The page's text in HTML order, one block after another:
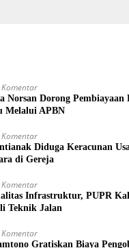
Norsan Dorong Pembiayaan
Melalui APBN
Diduga Keracunan
di Gereja
Infrastruktur, PUPR
Teknik Jalan
Gratiskan Biaya